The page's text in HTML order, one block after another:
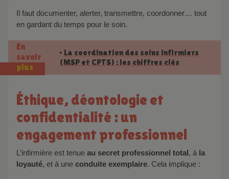
Il faut documenter, alerter, transmettre, coordonner… tout
en gardant du temps pour le soin.
En
savoir
plus
• La coordination des soins infirmiers
(MSP et CPTS) : les chiffres clés
Éthique, déontologie et
confidentialité : un
engagement professionnel
L’infirmière est tenue au secret professionnel total, à la
loyauté, et à une conduite exemplaire. Cela implique :